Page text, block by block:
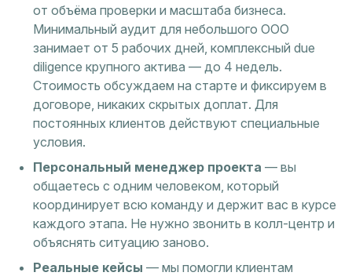
от объёма проверки и масштаба бизнеса.
Минимальный аудит для небольшого ООО
занимает от 5 рабочих дней, комплексный due
diligence крупного актива — до 4 недель.
Стоимость обсуждаем на старте и фиксируем в
договоре, никаких скрытых доплат. Для
постоянных клиентов действуют специальные
условия.
Персональный менеджер проекта — вы
общаетесь с одним человеком, который
координирует всю команду и держит вас в курсе
каждого этапа. Не нужно звонить в колл-центр и
объяснять ситуацию заново.
Реальные кейсы — мы помогли клиентам